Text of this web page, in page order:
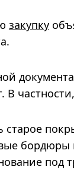
закупку
В
старое
бордюры
под